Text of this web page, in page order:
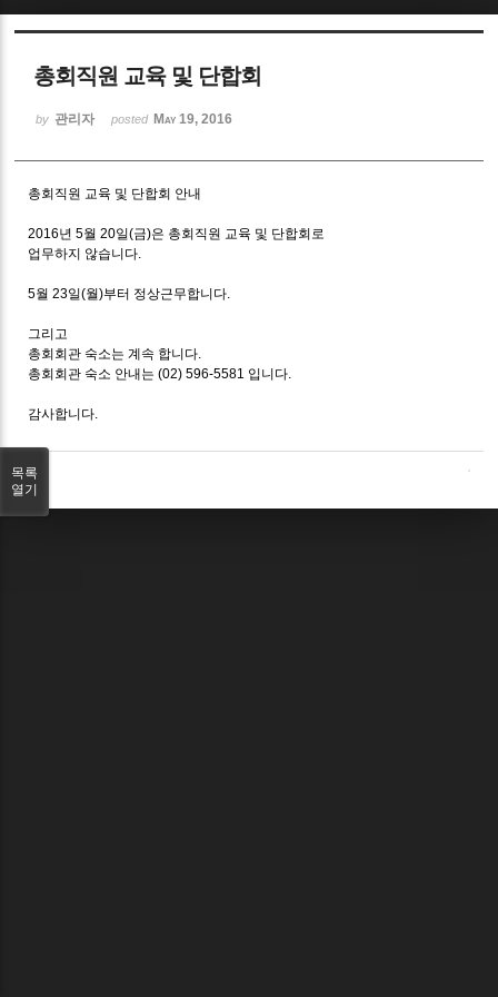
총회직원 교육 및 단합회
by 관리자 posted May 19, 2016
총회직원 교육 및 단합회 안내
2016년 5월 20일(금)은 총회직원 교육 및 단합회로
업무하지 않습니다.
5월 23일(월)부터 정상근무합니다.
그리고
총회회관 숙소는 계속 합니다.
총회회관 숙소 안내는 (02) 596-5581 입니다.
감사합니다.
목록
열기
Sketchbook5, 스케치북5
Sketchbook5, 스케치북5